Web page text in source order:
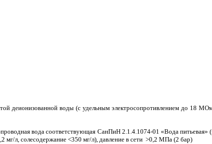
деионизованной воды (с удельным электросопротивлением до 18
вода соответствующая СанПиН 2.1.4.1074-01 «Вода
мг/л, солесодержание <350 мг/л), давление в сети >0,2 МПа (2 бар)